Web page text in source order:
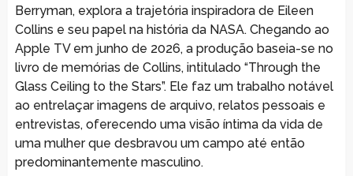
Berryman, explora a trajetória inspiradora de Eileen
Collins e seu papel na história da NASA. Chegando ao
Apple TV em junho de 2026, a produção baseia-se no
livro de memórias de Collins, intitulado “Through the
Glass Ceiling to the Stars”. Ele faz um trabalho notável
ao entrelaçar imagens de arquivo, relatos pessoais e
entrevistas, oferecendo uma visão íntima da vida de
uma mulher que desbravou um campo até então
predominantemente masculino.